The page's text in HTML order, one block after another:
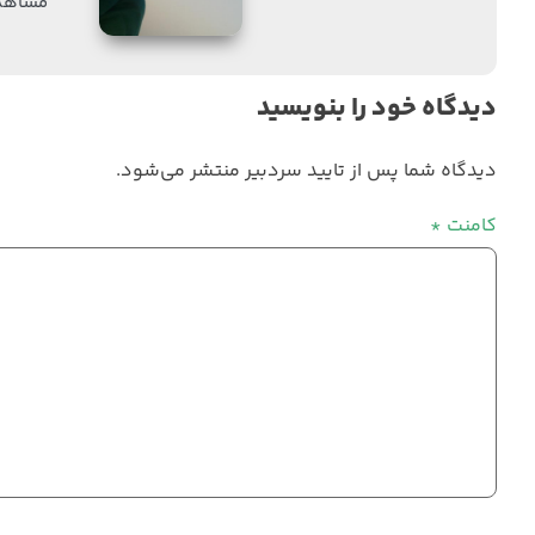
دیدگاه خود را بنویسید
دیدگاه شما پس از تایید سردبیر منتشر می‌شود.
کامنت *